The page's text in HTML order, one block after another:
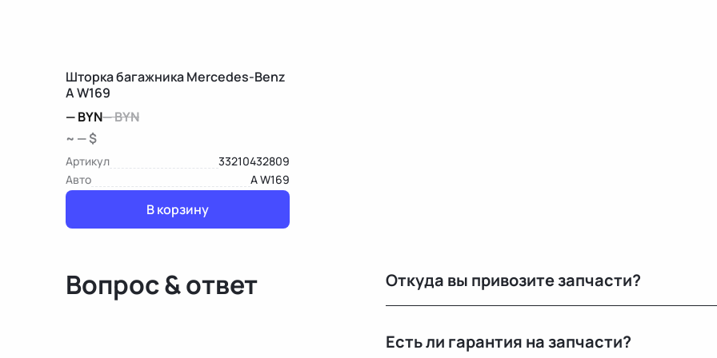
Шторка багажника Mercedes-Benz
A W169
—BYN—BYN
~ — $
Артикул
33210432809
Авто
A W169
В корзину
Вопрос & ответ Откуда вы привозите запчасти?
странах. Все детали проходят визуальный осмотр и
Есть ли гарантия на запчасти?